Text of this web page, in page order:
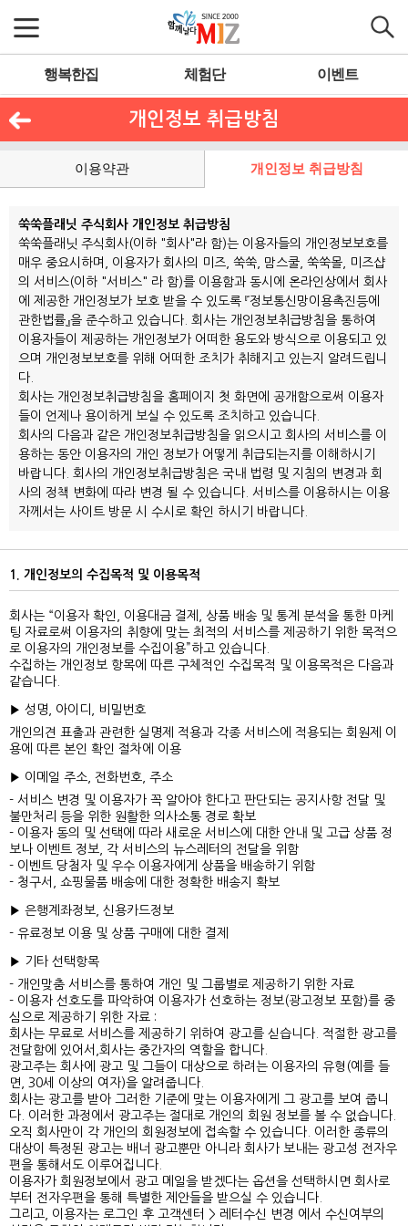
행복한집 체험단 이벤트
개인정보 취급방침
이용약관 개인정보 취급방침
쑥쑥플래닛 주식회사 개인정보 취급방침
쑥쑥플래닛 주식회사(이하 "회사"라 함)는 이용자들의 개인정보보호를
매우 중요시하며, 이용자가 회사의 미즈, 쑥쑥, 맘스쿨, 쑥쑥몰, 미즈샵
의 서비스(이하 "서비스" 라 함)를 이용함과 동시에 온라인상에서 회사
에 제공한 개인정보가 보호 받을 수 있도록 『정보통신망이용촉진등에
관한법률』을 준수하고 있습니다. 회사는 개인정보취급방침을 통하여
이용자들이 제공하는 개인정보가 어떠한 용도와 방식으로 이용되고 있
으며 개인정보보호를 위해 어떠한 조치가 취해지고 있는지 알려드립니
다.
회사는 개인정보취급방침을 홈페이지 첫 화면에 공개함으로써 이용자
들이 언제나 용이하게 보실 수 있도록 조치하고 있습니다.
회사의 다음과 같은 개인정보취급방침을 읽으시고 회사의 서비스를 이
용하는 동안 이용자의 개인 정보가 어떻게 취급되는지를 이해하시기
바랍니다. 회사의 개인정보취급방침은 국내 법령 및 지침의 변경과 회
사의 정책 변화에 따라 변경 될 수 있습니다. 서비스를 이용하시는 이용
자께서는 사이트 방문 시 수시로 확인 하시기 바랍니다.
1. 개인정보의 수집목적 및 이용목적
회사는 “이용자 확인, 이용대금 결제, 상품 배송 및 통계 분석을 통한 마케
팅 자료로써 이용자의 취향에 맞는 최적의 서비스를 제공하기 위한 목적으
로 이용자의 개인정보를 수집이용”하고 있습니다.
수집하는 개인정보 항목에 따른 구체적인 수집목적 및 이용목적은 다음과
같습니다.
▶ 성명, 아이디, 비밀번호
개인의견 표출과 관련한 실명제 적용과 각종 서비스에 적용되는 회원제 이
용에 따른 본인 확인 절차에 이용
▶ 이메일 주소, 전화번호, 주소
- 서비스 변경 및 이용자가 꼭 알아야 한다고 판단되는 공지사항 전달 및
불만처리 등을 위한 원활한 의사소통 경로 확보
- 이용자 동의 및 선택에 따라 새로운 서비스에 대한 안내 및 고급 상품 정
보나 이벤트 정보, 각 서비스의 뉴스레터의 전달을 위함
- 이벤트 당첨자 및 우수 이용자에게 상품을 배송하기 위함
- 청구서, 쇼핑물품 배송에 대한 정확한 배송지 확보
▶ 은행계좌정보, 신용카드정보
- 유료정보 이용 및 상품 구매에 대한 결제
▶ 기타 선택항목
- 개인맞춤 서비스를 통하여 개인 및 그룹별로 제공하기 위한 자료
- 이용자 선호도를 파악하여 이용자가 선호하는 정보(광고정보 포함)를 중
심으로 제공하기 위한 자료 :
회사는 무료로 서비스를 제공하기 위하여 광고를 싣습니다. 적절한 광고를
전달함에 있어서,회사는 중간자의 역할을 합니다.
광고주는 회사에 광고 및 그들이 대상으로 하려는 이용자의 유형(예를 들
면, 30세 이상의 여자)을 알려줍니다.
회사는 광고를 받아 그러한 기준에 맞는 이용자에게 그 광고를 보여 줍니
다. 이러한 과정에서 광고주는 절대로 개인의 회원 정보를 볼 수 없습니다.
오직 회사만이 각 개인의 회원정보에 접속할 수 있습니다. 이러한 종류의
대상이 특정된 광고는 배너 광고뿐만 아니라 회사가 보내는 광고성 전자우
편을 통해서도 이루어집니다.
이용자가 회원정보에서 광고 메일을 받겠다는 옵션을 선택하시면 회사로
부터 전자우편을 통해 특별한 제안들을 받으실 수 있습니다.
그리고, 이용자는 로그인 후 고객센터 > 레터수신 변경 에서 수신여부의